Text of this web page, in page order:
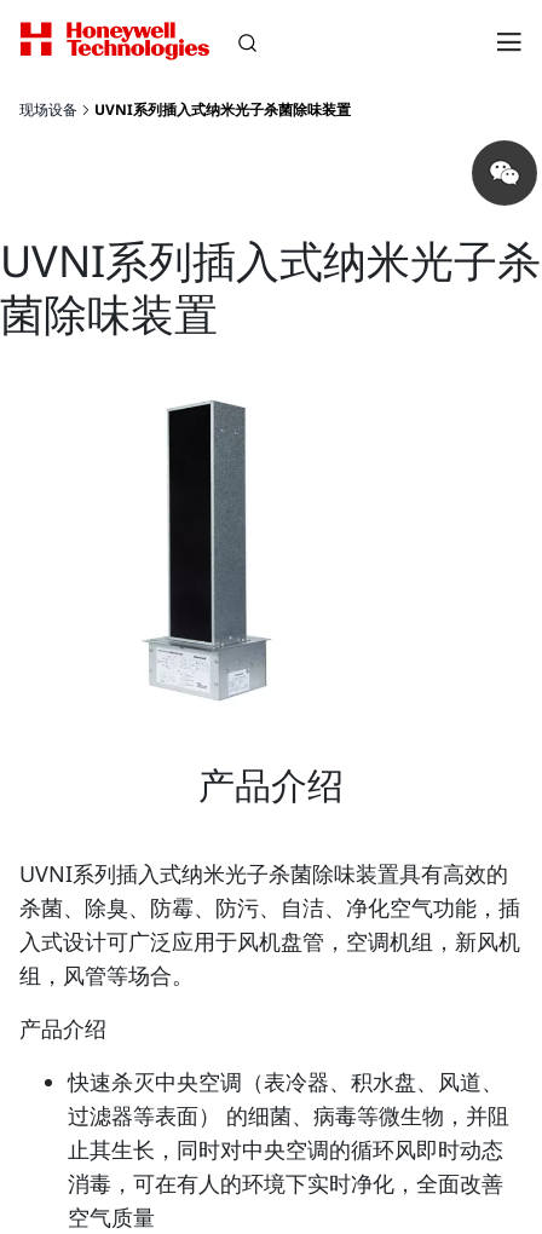
现场设备 UVNI系列插入式纳米光子杀菌除味装置
Share
on
wechat
UVNI系列插入式纳米光子杀
菌除味装置
产品介绍
UVNI系列插入式纳米光子杀菌除味装置具有高效的
杀菌、除臭、防霉、防污、自洁、净化空气功能，插
入式设计可广泛应用于风机盘管，空调机组，新风机
组，风管等场合。
产品介绍
快速杀灭中央空调（表冷器、积水盘、风道、
过滤器等表面） 的细菌、病毒等微生物，并阻
止其生长，同时对中央空调的循环风即时动态
消毒，可在有人的环境下实时净化，全面改善
空气质量